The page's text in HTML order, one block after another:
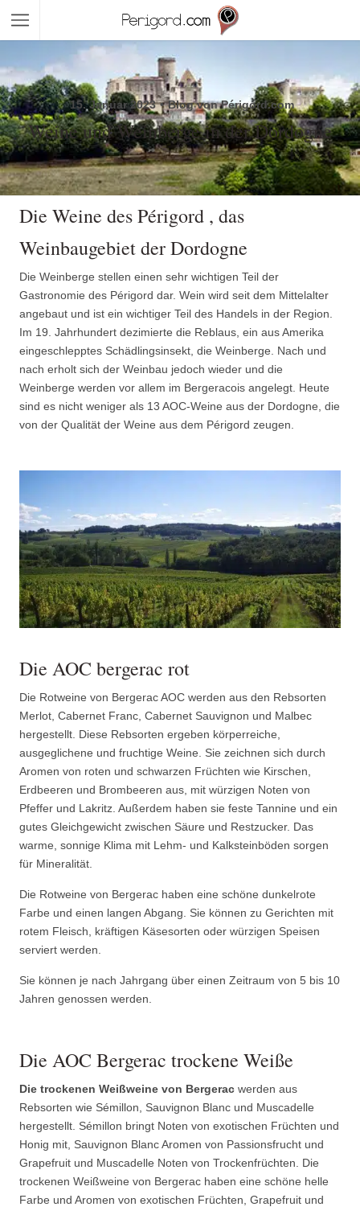
15. Januar 2023 Blog von Périgord.com
Weine und Weinberge in der Dordogne
Die Weine des Périgord , das
Weinbaugebiet der Dordogne
Die Weinberge stellen einen sehr wichtigen Teil der
Gastronomie des Périgord dar. Wein wird seit dem Mittelalter
angebaut und ist ein wichtiger Teil des Handels in der Region.
Im 19. Jahrhundert dezimierte die Reblaus, ein aus Amerika
eingeschlepptes Schädlingsinsekt, die Weinberge. Nach und
nach erholt sich der Weinbau jedoch wieder und die
Weinberge werden vor allem im Bergeracois angelegt. Heute
sind es nicht weniger als 13 AOC-Weine aus der Dordogne, die
von der Qualität der Weine aus dem Périgord zeugen.
Die AOC bergerac rot
Die Rotweine von Bergerac AOC werden aus den Rebsorten
Merlot, Cabernet Franc, Cabernet Sauvignon und Malbec
hergestellt. Diese Rebsorten ergeben körperreiche,
ausgeglichene und fruchtige Weine. Sie zeichnen sich durch
Aromen von roten und schwarzen Früchten wie Kirschen,
Erdbeeren und Brombeeren aus, mit würzigen Noten von
Pfeffer und Lakritz. Außerdem haben sie feste Tannine und ein
gutes Gleichgewicht zwischen Säure und Restzucker. Das
warme, sonnige Klima mit Lehm- und Kalksteinböden sorgen
für Mineralität.
Die Rotweine von Bergerac haben eine schöne dunkelrote
Farbe und einen langen Abgang. Sie können zu Gerichten mit
rotem Fleisch, kräftigen Käsesorten oder würzigen Speisen
serviert werden.
Sie können je nach Jahrgang über einen Zeitraum von 5 bis 10
Jahren genossen werden.
Die AOC Bergerac trockene Weiße
Die trockenen Weißweine von Bergerac werden aus
Rebsorten wie Sémillon, Sauvignon Blanc und Muscadelle
hergestellt. Sémillon bringt Noten von exotischen Früchten und
Honig mit, Sauvignon Blanc Aromen von Passionsfrucht und
Grapefruit und Muscadelle Noten von Trockenfrüchten. Die
trockenen Weißweine von Bergerac haben eine schöne helle
Farbe und Aromen von exotischen Früchten, Grapefruit und